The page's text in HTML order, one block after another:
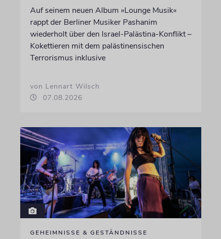
Auf seinem neuen Album »Lounge Musik«
rappt der Berliner Musiker Pashanim
wiederholt über den Israel-Palästina-Konflikt –
Kokettieren mit dem palästinensischen
Terrorismus inklusive
von Lennart Wilsch
07.08.2026
GEHEIMNISSE & GESTÄNDNISSE